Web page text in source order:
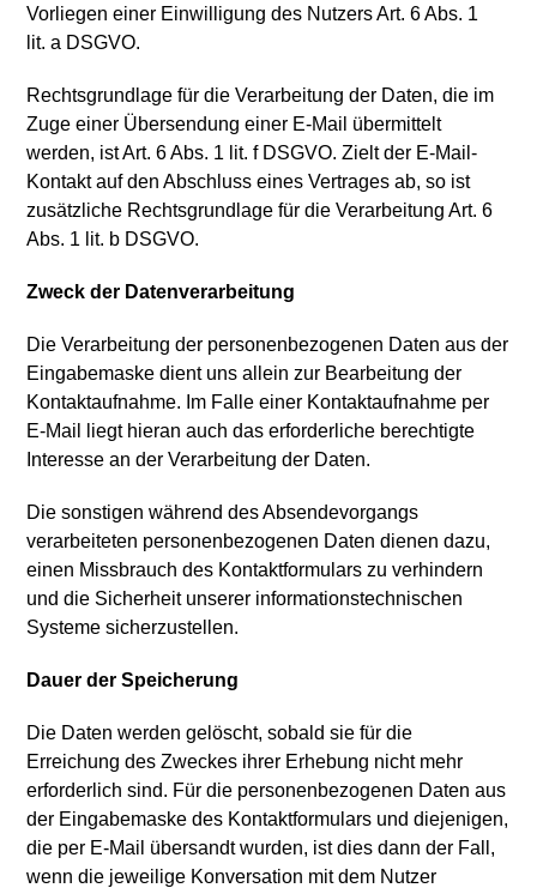
Vorliegen einer Einwilligung des Nutzers Art. 6 Abs. 1
lit. a DSGVO.
Rechtsgrundlage für die Verarbeitung der Daten, die im
Zuge einer Übersendung einer E-Mail übermittelt
werden, ist Art. 6 Abs. 1 lit. f DSGVO. Zielt der E-Mail-
Kontakt auf den Abschluss eines Vertrages ab, so ist
zusätzliche Rechtsgrundlage für die Verarbeitung Art. 6
Abs. 1 lit. b DSGVO.
Zweck der Datenverarbeitung
Die Verarbeitung der personenbezogenen Daten aus der
Eingabemaske dient uns allein zur Bearbeitung der
Kontaktaufnahme. Im Falle einer Kontaktaufnahme per
E-Mail liegt hieran auch das erforderliche berechtigte
Interesse an der Verarbeitung der Daten.
Die sonstigen während des Absendevorgangs
verarbeiteten personenbezogenen Daten dienen dazu,
einen Missbrauch des Kontaktformulars zu verhindern
und die Sicherheit unserer informationstechnischen
Systeme sicherzustellen.
Dauer der Speicherung
Die Daten werden gelöscht, sobald sie für die
Erreichung des Zweckes ihrer Erhebung nicht mehr
erforderlich sind. Für die personenbezogenen Daten aus
der Eingabemaske des Kontaktformulars und diejenigen,
die per E-Mail übersandt wurden, ist dies dann der Fall,
wenn die jeweilige Konversation mit dem Nutzer